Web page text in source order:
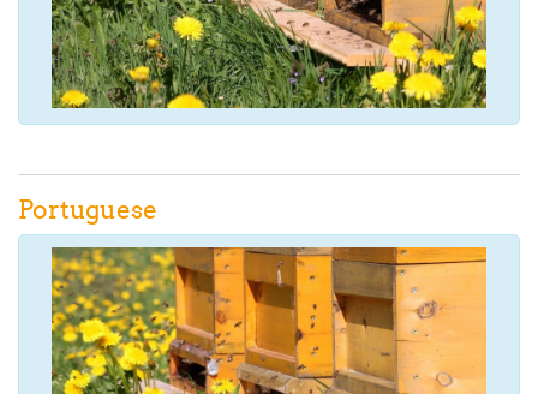
Portuguese